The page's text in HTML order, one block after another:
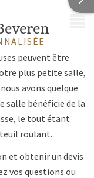
peuvent être
plus petite salle,
avons quelque
salle bénéficie de la
le tout étant
roulant.
et obtenir un devis
vos questions ou